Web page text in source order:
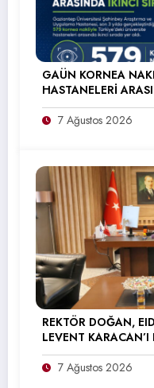
GAÜN KORNEA
HASTANELERİ
7 Ağustos 2026
REKTÖR DOĞAN,
LEVENT KARACAN’I
7 Ağustos 2026